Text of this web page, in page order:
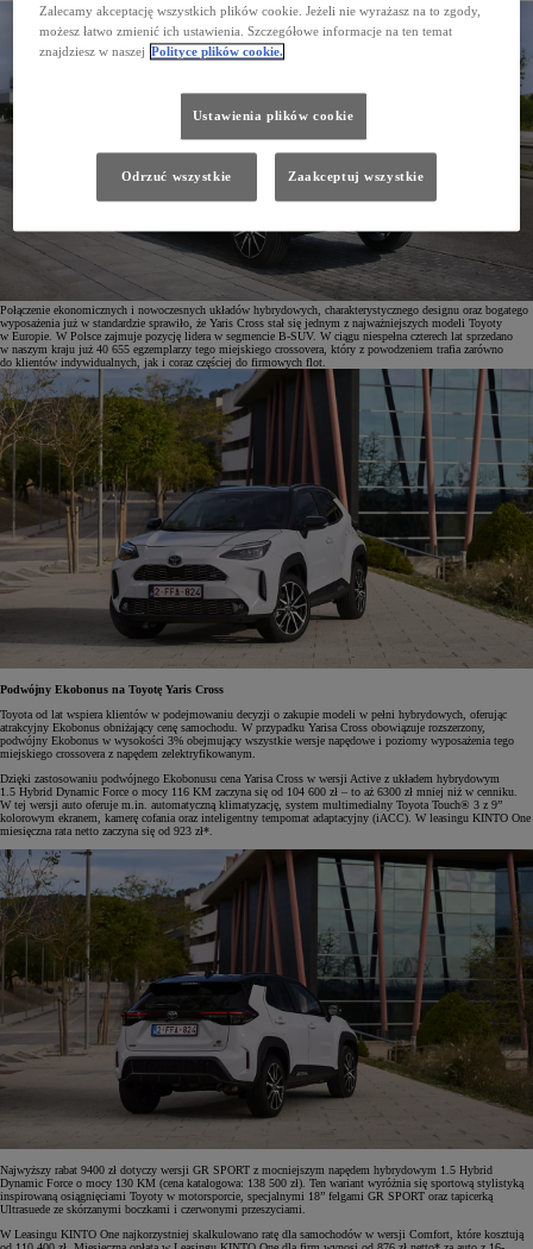
Połączenie ekonomicznych i nowoczesnych układów hybrydowych, charakterystycznego designu oraz bogatego
wyposażenia już w standardzie sprawiło, że Yaris Cross stał się jednym z najważniejszych modeli Toyoty
w Europie. W Polsce zajmuje pozycję lidera w segmencie B-SUV. W ciągu niespełna czterech lat sprzedano
w naszym kraju już 40 655 egzemplarzy tego miejskiego crossovera, który z powodzeniem trafia zarówno
do klientów indywidualnych, jak i coraz częściej do firmowych flot.
Podwójny Ekobonus na Toyotę Yaris Cross
Toyota od lat wspiera klientów w podejmowaniu decyzji o zakupie modeli w pełni hybrydowych, oferując
atrakcyjny Ekobonus obniżający cenę samochodu. W przypadku Yarisa Cross obowiązuje rozszerzony,
podwójny Ekobonus w wysokości 3% obejmujący wszystkie wersje napędowe i poziomy wyposażenia tego
miejskiego crossovera z napędem zelektryfikowanym.
Dzięki zastosowaniu podwójnego Ekobonusu cena Yarisa Cross w wersji Active z układem hybrydowym
1.5 Hybrid Dynamic Force o mocy 116 KM zaczyna się od 104 600 zł – to aż 6300 zł mniej niż w cenniku.
W tej wersji auto oferuje m.in. automatyczną klimatyzację, system multimedialny Toyota Touch® 3 z 9”
kolorowym ekranem, kamerę cofania oraz inteligentny tempomat adaptacyjny (iACC). W leasingu KINTO One
miesięczna rata netto zaczyna się od 923 zł*.
Najwyższy rabat 9400 zł dotyczy wersji GR SPORT z mocniejszym napędem hybrydowym 1.5 Hybrid
Dynamic Force o mocy 130 KM (cena katalogowa: 138 500 zł). Ten wariant wyróżnia się sportową stylistyką
inspirowaną osiągnięciami Toyoty w motorsporcie, specjalnymi 18” felgami GR SPORT oraz tapicerką
Ultrasuede ze skórzanymi boczkami i czerwonymi przeszyciami.
W Leasingu KINTO One najkorzystniej skalkulowano ratę dla samochodów w wersji Comfort, które kosztują
Zalecamy akceptację wszystkich plików cookie. Jeżeli nie wyrażasz na to zgody,
możesz łatwo zmienić ich ustawienia. Szczegółowe informacje na ten temat
znajdziesz w naszej Polityce plików cookie.
Ustawienia plików cookie
Odrzuć wszystkie Zaakceptuj wszystkie